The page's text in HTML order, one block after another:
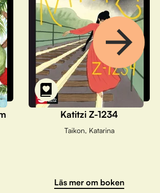
Katitzi Z-1234
Taikon, Katarina
Läs mer om boken